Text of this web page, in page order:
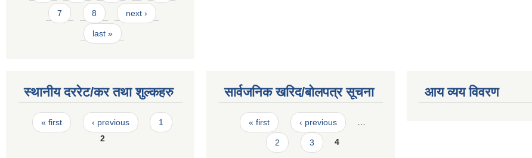
7 8 next ›
last »
स्थानीय दररेट/कर तथा शुल्कहरु
Pages
« first ‹ previous
1
2
सार्वजनिक खरिद/बोलपत्र सूचना
Pages
« first ‹ previous …
2 3 4
आय व्यय विवरण